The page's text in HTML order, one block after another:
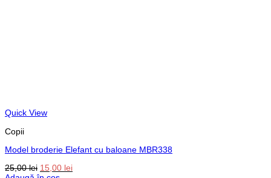
Quick View
Copii
Model broderie Elefant cu baloane MBR338
25,00lei Prețul
15,00 leiPrețul